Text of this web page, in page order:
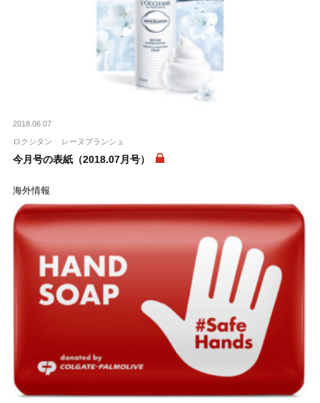
2018.06.07
ロクシタン レーヌブランシュ
今月号の表紙（2018.07月号）
海外情報